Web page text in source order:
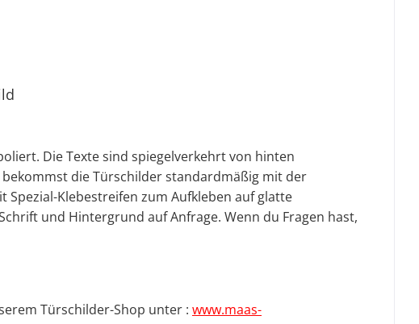
Die Texte sind spiegelverkehrt von hinten
die Türschilder standardmäßig mit der
Klebestreifen zum Aufkleben auf glatte
und Hintergrund auf Anfrage. Wenn du Fragen hast,
Türschilder-Shop unter : www.maas-